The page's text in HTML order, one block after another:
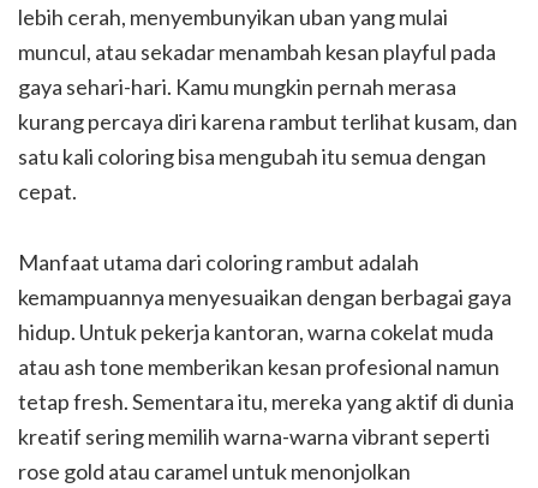
lebih cerah, menyembunyikan uban yang mulai
muncul, atau sekadar menambah kesan playful pada
gaya sehari-hari. Kamu mungkin pernah merasa
kurang percaya diri karena rambut terlihat kusam, dan
satu kali coloring bisa mengubah itu semua dengan
cepat.
Manfaat utama dari coloring rambut adalah
kemampuannya menyesuaikan dengan berbagai gaya
hidup. Untuk pekerja kantoran, warna cokelat muda
atau ash tone memberikan kesan profesional namun
tetap fresh. Sementara itu, mereka yang aktif di dunia
kreatif sering memilih warna-warna vibrant seperti
rose gold atau caramel untuk menonjolkan